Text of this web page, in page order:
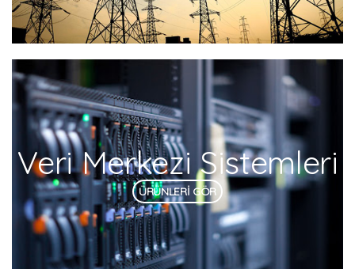
Veri Merkezi Sistemleri
ÜRÜNLERİ GÖR